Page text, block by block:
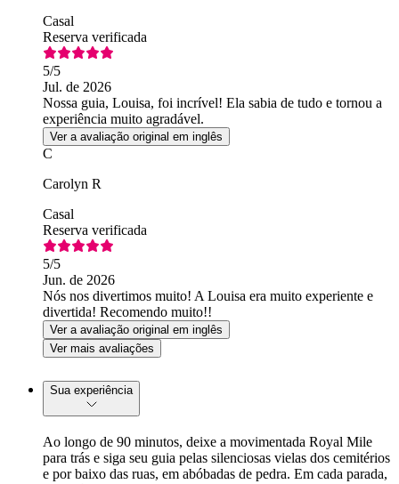
Casal
Reserva verificada
5/5
Jul. de 2026
Nossa guia, Louisa, foi incrível! Ela sabia de tudo e tornou a
experiência muito agradável.
Ver a avaliação original em inglês
C
Carolyn R
Casal
Reserva verificada
5/5
Jun. de 2026
Nós nos divertimos muito! A Louisa era muito experiente e
divertida! Recomendo muito!!
Ver a avaliação original em inglês
Ver mais avaliações
Sua experiência
Ao longo de 90 minutos, deixe a movimentada Royal Mile
para trás e siga seu guia pelas silenciosas vielas dos cemitérios
e por baixo das ruas, em abóbadas de pedra. Em cada parada,